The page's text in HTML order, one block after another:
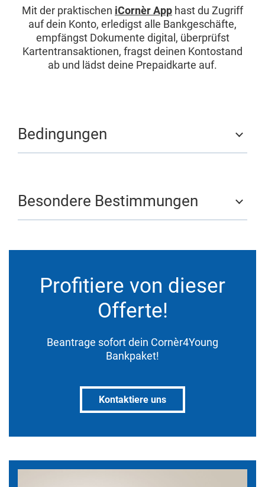
Mit der praktischen iCornèr App hast du Zugriff
auf dein Konto, erledigst alle Bankgeschäfte,
empfängst Dokumente digital, überprüfst
Kartentransaktionen, fragst deinen Kontostand
ab und lädst deine Prepaidkarte auf.
Bedingungen
Besondere Bestimmungen
Profitiere von dieser
Offerte!
Beantrage sofort dein Cornèr4Young
Bankpaket!
Kontaktiere uns